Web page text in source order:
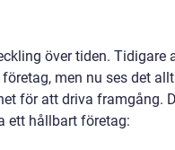
över tiden. Tidigare
men nu ses det
för att driva framgång.
ett hållbart företag: